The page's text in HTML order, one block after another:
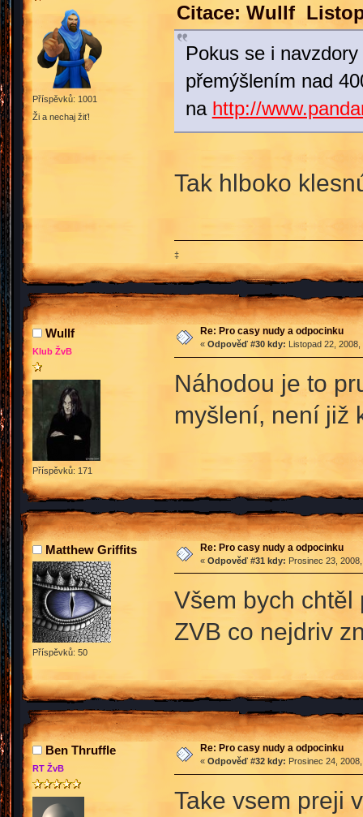
Příspěvků: 1001
Ži a nechaj žiť!
Citace: Wullf
Pokus se i
přemýšlením nad
na http://
Tak hlboko
‡
Wullf
Klub ŽvB
Příspěvků: 171
Re: Pro casy nudy a odpocinku
« Odpověď #30 kdy: Listopad 22,
Náhodou je to
myšlení, není již
Matthew Griffits
Příspěvků: 50
Re: Pro casy nudy a odpocinku
« Odpověď #31 kdy: Prosinec 23,
Všem bych chtěl
ZVB co nejdriv
Ben Thruffle
RT ŽvB
Re: Pro casy nudy a odpocinku
« Odpověď #32 kdy: Prosinec 24,
Take vsem preji